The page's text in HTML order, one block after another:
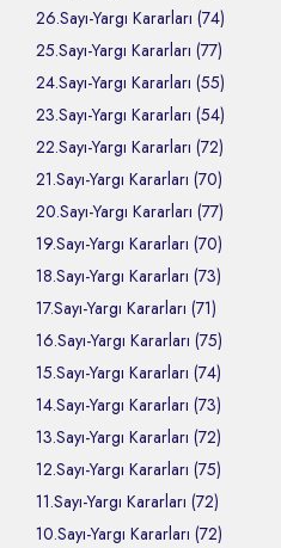
26.Sayı-Yargı Kararları (74)
25.Sayı-Yargı Kararları (77)
24.Sayı-Yargı Kararları (55)
23.Sayı-Yargı Kararları (54)
22.Sayı-Yargı Kararları (72)
21.Sayı-Yargı Kararları (70)
20.Sayı-Yargı Kararları (77)
19.Sayı-Yargı Kararları (70)
18.Sayı-Yargı Kararları (73)
17.Sayı-Yargı Kararları (71)
16.Sayı-Yargı Kararları (75)
15.Sayı-Yargı Kararları (74)
14.Sayı-Yargı Kararları (73)
13.Sayı-Yargı Kararları (72)
12.Sayı-Yargı Kararları (75)
11.Sayı-Yargı Kararları (72)
10.Sayı-Yargı Kararları (72)